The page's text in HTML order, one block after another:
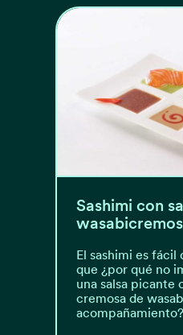
Sashimi con
El sashimi es fácil
que ¿por qué no
una salsa picante
cremosa de